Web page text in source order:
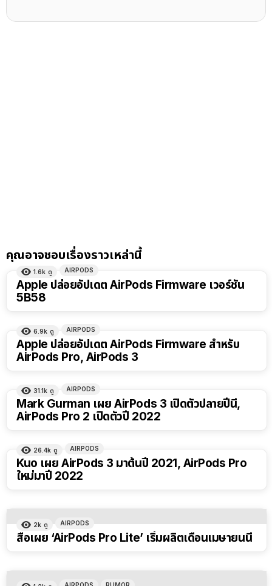
คุณอาจชอบเรื่องราวเหล่านี้
1.6k ดู AIRPODS
Apple ปล่อยอัปเดต AirPods Firmware เวอร์ชัน
5B58
6.9k ดู AIRPODS
Apple ปล่อยอัปเดต AirPods Firmware สำหรับ
AirPods Pro, AirPods 3
31.1k ดู AIRPODS
Mark Gurman เผย AirPods 3 เปิดตัวปลายปีนี้,
AirPods Pro 2 เปิดตัวปี 2022
26.4k ดู AIRPODS
Kuo เผย AirPods 3 มาต้นปี 2021, AirPods Pro
ใหม่มาปี 2022
2k ดู AIRPODS
สื่อเผย ‘AirPods Pro Lite’ เริ่มผลิตเดือนเมษายนนี้